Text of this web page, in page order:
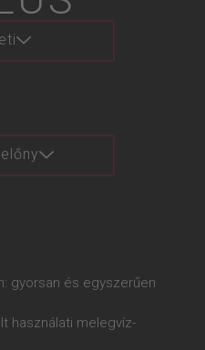
gyorsan és egyszerűen
használati melegvíz-